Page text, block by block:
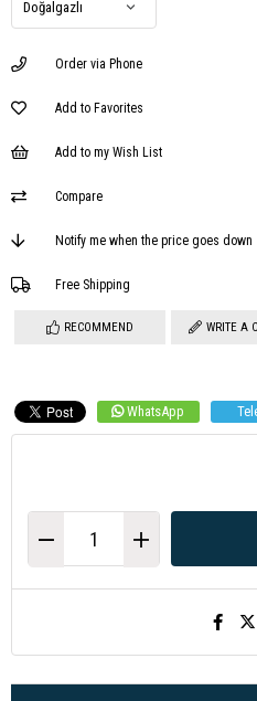
Order via Phone
Add to Favorites
Add to my Wish List
Compare
Notify me when the price goes down
Free Shipping
RECOMMEND WRITE A
WhatsApp